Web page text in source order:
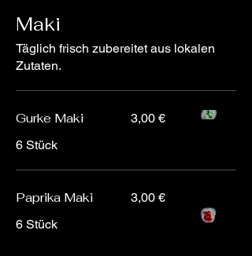
Maki
Täglich frisch zubereitet aus lokalen
Zutaten.
Gurke Maki
6 Stück
3,00 €
Paprika Maki
6 Stück
3,00 €